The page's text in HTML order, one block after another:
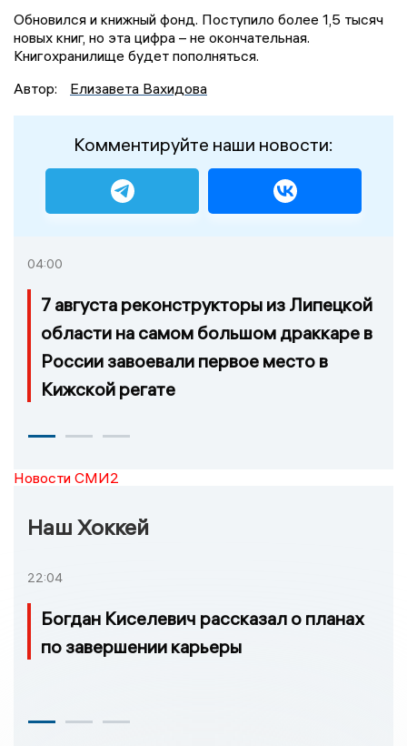
Обновился и книжный фонд. Поступило более 1,5 тысяч
новых книг, но эта цифра – не окончательная.
Книгохранилище будет пополняться.
Автор:
Елизавета Вахидова
Комментируйте наши новости:
04:00
7 августа реконструкторы из Липецкой
области на самом большом драккаре в
России завоевали первое место в
Кижской регате
Новости СМИ2
Наш Хоккей
22:04
Богдан Киселевич рассказал о планах
по завершении карьеры